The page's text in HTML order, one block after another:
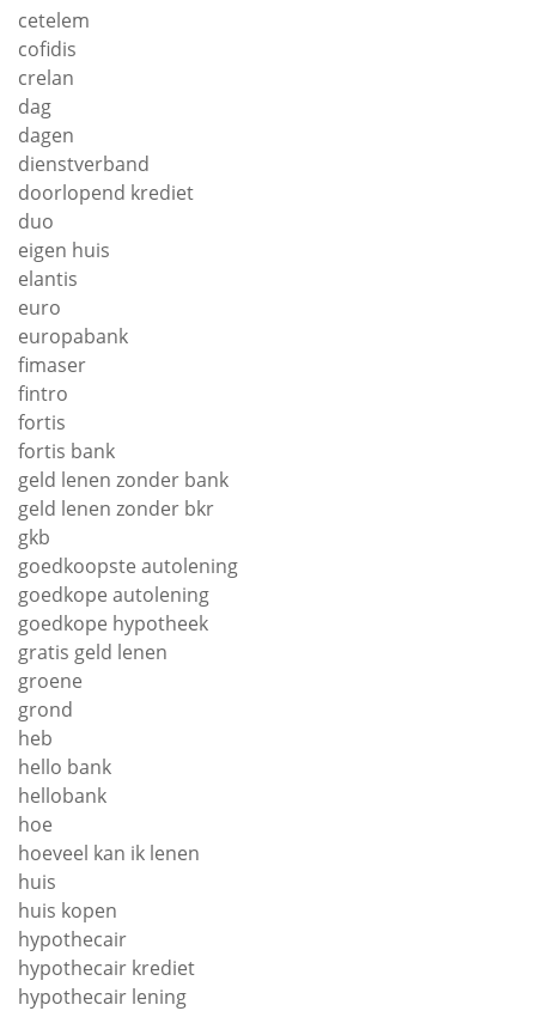
cetelem
cofidis
crelan
dag
dagen
dienstverband
doorlopend krediet
duo
eigen huis
elantis
euro
europabank
fimaser
fintro
fortis
fortis bank
geld lenen zonder bank
geld lenen zonder bkr
gkb
goedkoopste autolening
goedkope autolening
goedkope hypotheek
gratis geld lenen
groene
grond
heb
hello bank
hellobank
hoe
hoeveel kan ik lenen
huis
huis kopen
hypothecair
hypothecair krediet
hypothecair lening